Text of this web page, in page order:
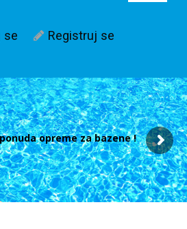
se Registruj se
opreme za bazene !